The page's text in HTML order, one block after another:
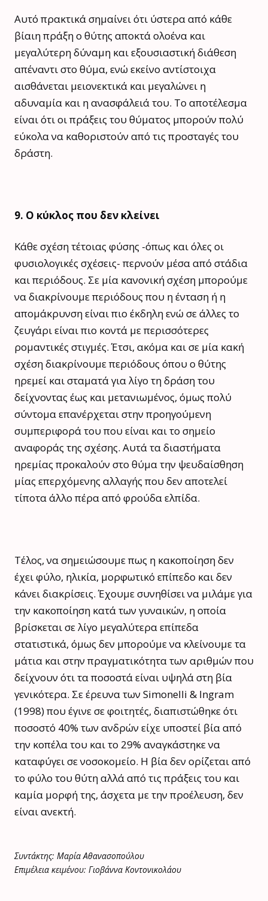
Αυτό πρακτικά σημαίνει ότι ύστερα από κάθε
βίαιη πράξη ο θύτης αποκτά ολοένα και
μεγαλύτερη δύναμη και εξουσιαστική διάθεση
απέναντι στο θύμα, ενώ εκείνο αντίστοιχα
αισθάνεται μειονεκτικά και μεγαλώνει η
αδυναμία και η ανασφάλειά του. Το αποτέλεσμα
είναι ότι οι πράξεις του θύματος μπορούν πολύ
εύκολα να καθοριστούν από τις προσταγές του
δράστη.
9. Ο κύκλος που δεν κλείνει
Κάθε σχέση τέτοιας φύσης -όπως και όλες οι
φυσιολογικές σχέσεις- περνούν μέσα από στάδια
και περιόδους. Σε μία κανονική σχέση μπορούμε
να διακρίνουμε περιόδους που η ένταση ή η
απομάκρυνση είναι πιο έκδηλη ενώ σε άλλες το
ζευγάρι είναι πιο κοντά με περισσότερες
ρομαντικές στιγμές. Έτσι, ακόμα και σε μία κακή
σχέση διακρίνουμε περιόδους όπου ο θύτης
ηρεμεί και σταματά για λίγο τη δράση του
δείχνοντας έως και μετανιωμένος, όμως πολύ
σύντομα επανέρχεται στην προηγούμενη
συμπεριφορά του που είναι και το σημείο
αναφοράς της σχέσης. Αυτά τα διαστήματα
ηρεμίας προκαλούν στο θύμα την ψευδαίσθηση
μίας επερχόμενης αλλαγής που δεν αποτελεί
τίποτα άλλο πέρα από φρούδα ελπίδα.
Τέλος, να σημειώσουμε πως η κακοποίηση δεν
έχει φύλο, ηλικία, μορφωτικό επίπεδο και δεν
κάνει διακρίσεις. Έχουμε συνηθίσει να μιλάμε για
την κακοποίηση κατά των γυναικών, η οποία
βρίσκεται σε λίγο μεγαλύτερα επίπεδα
στατιστικά, όμως δεν μπορούμε να κλείνουμε τα
μάτια και στην πραγματικότητα των αριθμών που
δείχνουν ότι τα ποσοστά είναι υψηλά στη βία
γενικότερα. Σε έρευνα των Simonelli & Ingram
(1998) που έγινε σε φοιτητές, διαπιστώθηκε ότι
ποσοστό 40% των ανδρών είχε υποστεί βία από
την κοπέλα του και το 29% αναγκάστηκε να
καταφύγει σε νοσοκομείο. Η βία δεν ορίζεται από
το φύλο του θύτη αλλά από τις πράξεις του και
καμία μορφή της, άσχετα με την προέλευση, δεν
είναι ανεκτή.
Συντάκτης: Μαρία Αθανασοπούλου
Επιμέλεια κειμένου: Γιοβάννα Κοντονικολάου